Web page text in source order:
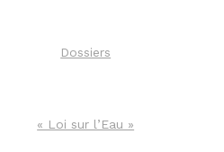
Dossiers
« Loi sur l’Eau »